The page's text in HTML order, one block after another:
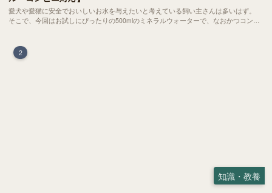
愛犬や愛猫に安全でおいしいお水を与えたいと考えている飼い主さんは多いはず。
そこで、今回はお試しにぴったりの500mlのミネラルウォーターで、なおかつコンビ
2
知識・教養